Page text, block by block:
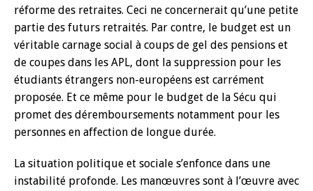
réforme des retraites. Ceci ne concernerait qu’une petite
partie des futurs retraités. Par contre, le budget est un
véritable carnage social à coups de gel des pensions et
de coupes dans les APL, dont la suppression pour les
étudiants étrangers non-européens est carrément
proposée. Et ce même pour le budget de la Sécu qui
promet des déremboursements notamment pour les
personnes en affection de longue durée.
La situation politique et sociale s’enfonce dans une
instabilité profonde. Les manœuvres sont à l’œuvre avec